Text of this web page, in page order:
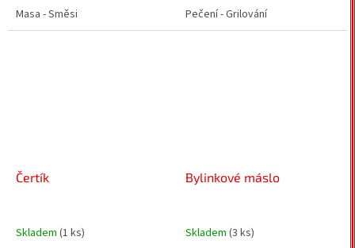
Masa - Směsi Pečení - Grilování
Čertík
Skladem (1 ks)
Bylinkové máslo
Skladem (3 ks)